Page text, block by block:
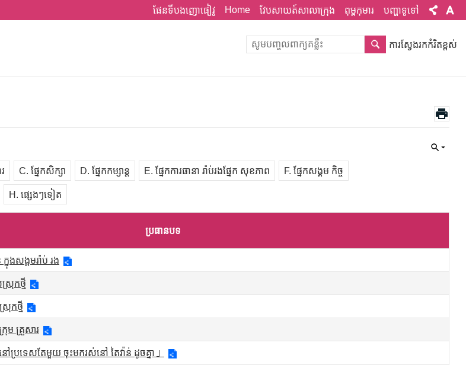
ផែនទីបងញោផៀវូ Home វែបសាយត៍សាលាក្រុង ពុម្ពកុមារ បញ្ហាទូទៅ
ការស្វែងរកកំរិតខ្ពស់
C. ផ្នែកសិក្សា D. ផ្នែកកម្សាន្ត E. ផ្នែកការធានា រ៉ាប់រងផ្នែក សុខភាព F. ផ្នែកសង្គម កិច្ច
H. ផ្សេងៗទៀត
ប្រធានបទ
ងសង្គមរ៉ាប់ រង
រុកថ្មី
កថ្មី
ម គ្រួសារ
ប្រទេសតែមួយ ចុះមករស់នៅ តៃវ៉ាន់ ដូចគ្នា」